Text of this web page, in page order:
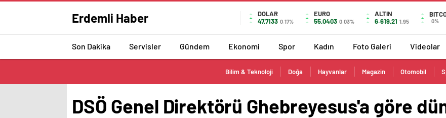
Erdemli Haber
DOLAR
47,7133 0.17%
EURO
55,0403 0.03%
ALTIN
6.619,21 1,95 0%
Son Dakika Servisler Gündem Ekonomi Spor Kadın Foto Galeri Videolar
Bilim & Teknoloji Doğa Hayvanlar Magazin Otomobil
DSÖ Genel Direktörü Ghebreyesus'a göre